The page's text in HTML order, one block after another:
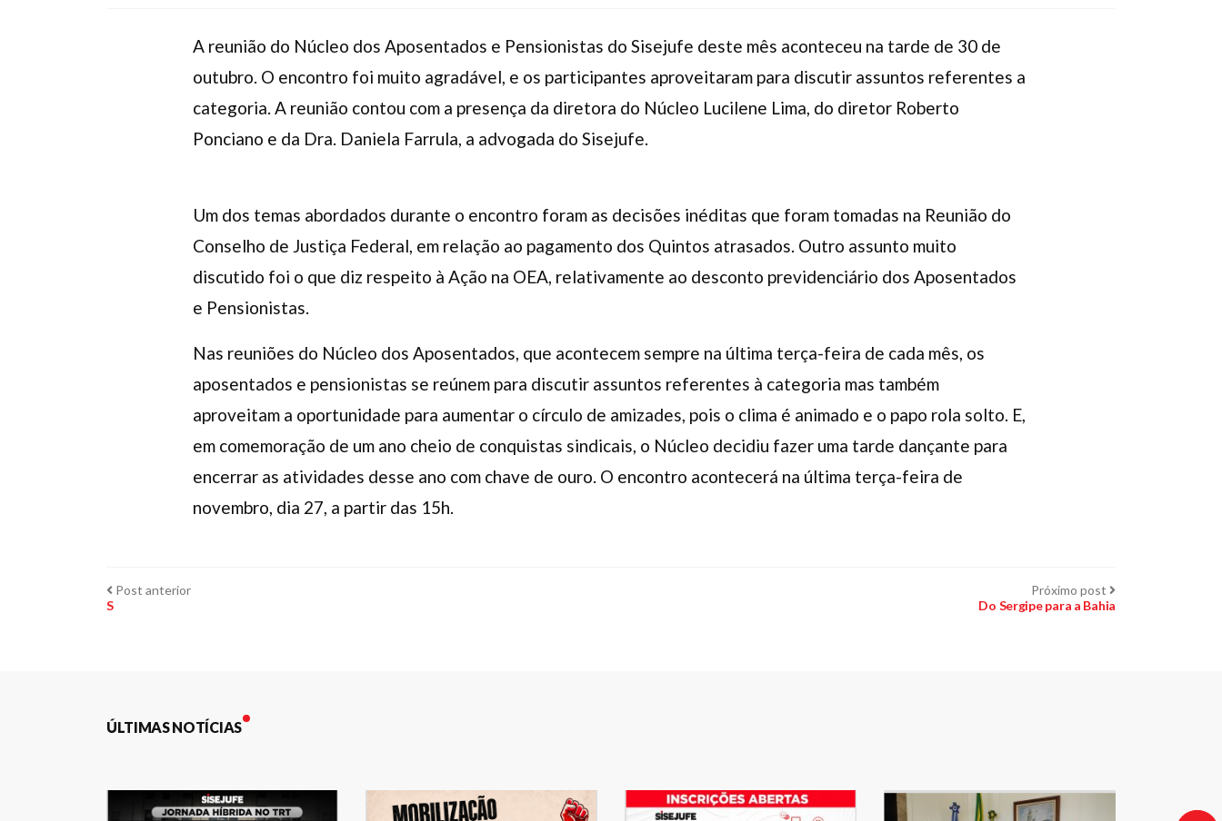
A reunião do Núcleo dos Aposentados e Pensionistas do Sisejufe deste mês aconteceu na tarde de 30 de
outubro. O encontro foi muito agradável, e os participantes aproveitaram para discutir assuntos referentes a
categoria. A reunião contou com a presença da diretora do Núcleo Lucilene Lima, do diretor Roberto
Ponciano e da Dra. Daniela Farrula, a advogada do Sisejufe.
Um dos temas abordados durante o encontro foram as decisões inéditas que foram tomadas na Reunião do
Conselho de Justiça Federal, em relação ao pagamento dos Quintos atrasados. Outro assunto muito
discutido foi o que diz respeito à Ação na OEA, relativamente ao desconto previdenciário dos Aposentados
e Pensionistas.
Nas reuniões do Núcleo dos Aposentados, que acontecem sempre na última terça-feira de cada mês, os
aposentados e pensionistas se reúnem para discutir assuntos referentes à categoria mas também
aproveitam a oportunidade para aumentar o círculo de amizades, pois o clima é animado e o papo rola solto. E,
em comemoração de um ano cheio de conquistas sindicais, o Núcleo decidiu fazer uma tarde dançante para
encerrar as atividades desse ano com chave de ouro. O encontro acontecerá na última terça-feira de
novembro, dia 27, a partir das 15h.
Navegação
Post anteriorPost
S
Próximo post Próximo
Do Sergipe para a Bahia
ÚLTIMAS NOTÍCIAS